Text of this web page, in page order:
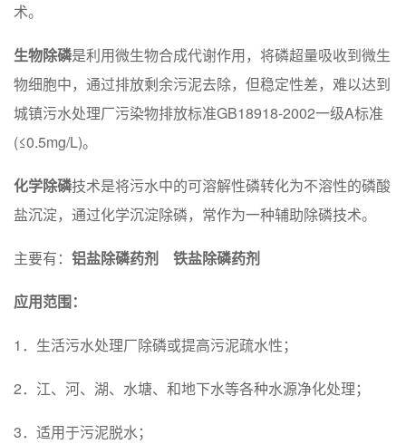
术。
生物除磷是利用微生物合成代谢作用，将磷超量吸收到微生
物细胞中，通过排放剩余污泥去除，但稳定性差，难以达到
城镇污水处理厂污染物排放标准GB18918-2002一级A标准
(≤0.5mg/L)。
化学除磷技术是将污水中的可溶解性磷转化为不溶性的磷酸
盐沉淀，通过化学沉淀除磷，常作为一种辅助除磷技术。
主要有： 铝盐除磷药剂 铁盐除磷药剂
应用范围：
1．生活污水处理厂除磷或提高污泥疏水性；
2．江、河、湖、水塘、和地下水等各种水源净化处理；
3．适用于污泥脱水；